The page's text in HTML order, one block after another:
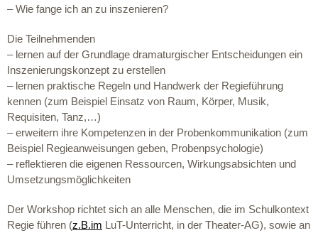
– Wie fange ich an zu inszenieren?
Die Teilnehmenden
– lernen auf der Grundlage dramaturgischer Entscheidungen ein
Inszenierungskonzept zu erstellen
– lernen praktische Regeln und Handwerk der Regieführung
kennen (zum Beispiel Einsatz von Raum, Körper, Musik,
Requisiten, Tanz,…)
– erweitern ihre Kompetenzen in der Probenkommunikation (zum
Beispiel Regieanweisungen geben, Probenpsychologie)
– reflektieren die eigenen Ressourcen, Wirkungsabsichten und
Umsetzungsmöglichkeiten
Der Workshop richtet sich an alle Menschen, die im Schulkontext
Regie führen (z.B.im LuT-Unterricht, in der Theater-AG), sowie an